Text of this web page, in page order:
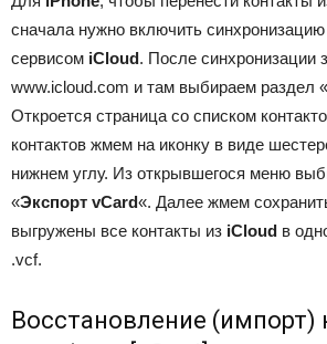
сначала нужно включить синхронизацию
сервисом iCloud. После синхронизации
www.icloud.com и там выбираем раздел «
Откроется страница со списком
контактов жмем на иконку в виде
нижнем углу. Из открывшегося меню
«Экспорт vCard«. Далее жмем
выгружены все контакты из iCloud в
.vcf.
Восстановление (импорт)